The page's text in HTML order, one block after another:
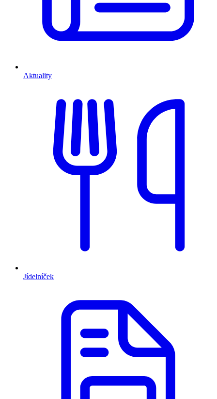
Aktuality
Jídelníček